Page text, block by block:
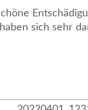
sich sehr